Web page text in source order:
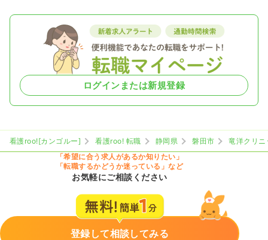
ログインまたは新規登録
看護roo![カンゴルー] 看護roo! 転職 静岡県 磐田市
竜洋クリニ
「希望に合う求人があるか知りたい」
「転職するかどうか迷っている」など
お気軽にご相談ください
登録して相談してみる